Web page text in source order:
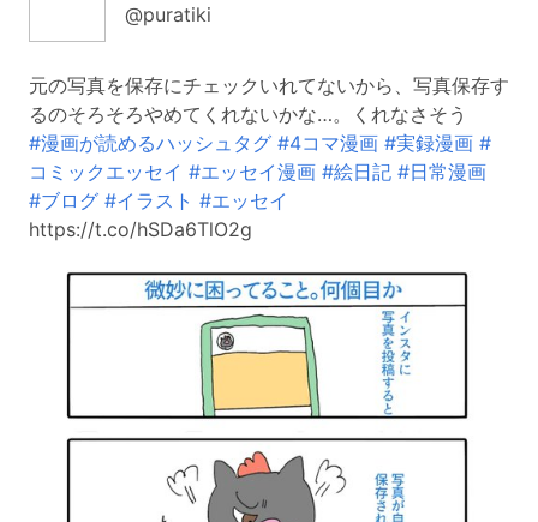
@puratiki
元の写真を保存にチェックいれてないから、写真保存す
るのそろそろやめてくれないかな…。くれなさそう
#漫画が読めるハッシュタグ #4コマ漫画 #実録漫画 #
コミックエッセイ #エッセイ漫画 #絵日記 #日常漫画
#ブログ #イラスト #エッセイ
https://t.co/hSDa6TlO2g